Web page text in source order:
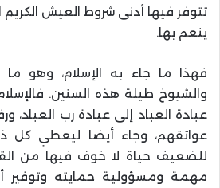
تتوفر فيها أدنى شروط العيش الكريم
ينعم بها.
فهذا ما جاء به الإسلام، وهو ما
والشيوخ طيلة هذه السنين.
عبادة العباد إلى عبادة رب العباد،
عواتقهم، وجاء أيضا ليعطي
للضعيف حياة لا خوف فيها من
مهمة ومسؤولية حمايته وتوفير